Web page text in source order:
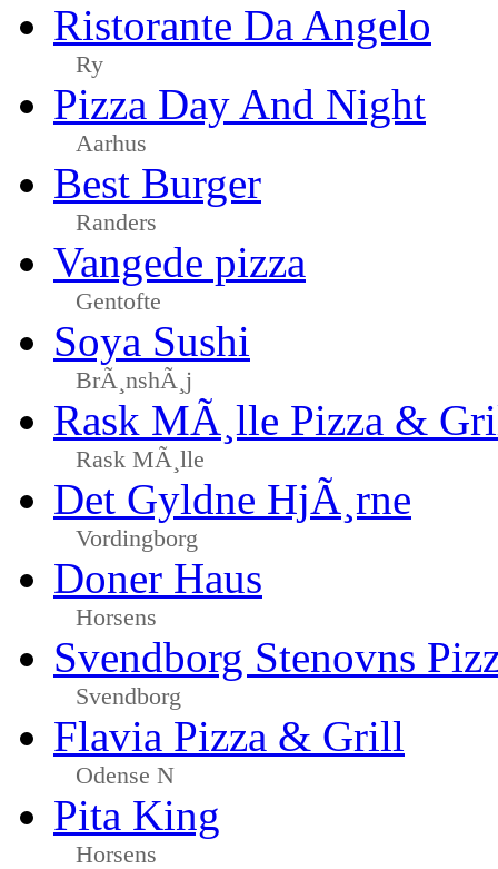
Ristorante Da Angelo
Ry
Pizza Day And Night
Aarhus
Best Burger
Randers
Vangede pizza
Gentofte
Soya Sushi
BrÃ¸nshÃ¸j
Rask MÃ¸lle Pizza &
Rask MÃ¸lle
Det Gyldne HjÃ¸rne
Vordingborg
Doner Haus
Horsens
Svendborg Stenovns
Svendborg
Flavia Pizza & Grill
Odense N
Pita King
Horsens